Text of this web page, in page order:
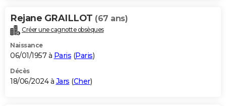
Rejane GRAILLOT (67 ans)
Créer une cagnotte obsèques
Naissance
06/01/1957 à Paris (Paris)
Décès
18/06/2024 à Jars (Cher)